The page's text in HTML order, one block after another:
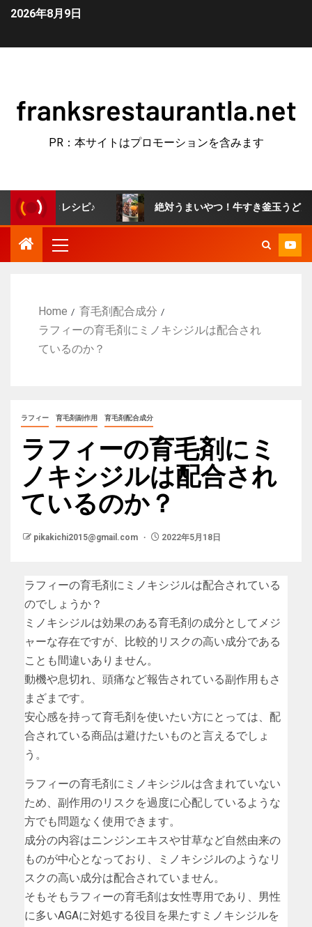
2026年8月9日
franksrestaurantla.net
PR：本サイトはプロモーションを含みます
レシピ♪ 絶対うまいやつ！牛すき釜玉うどん🐣 #簡
Home
育毛剤配合成分
ラフィーの育毛剤にミノキシジルは配合され
ているのか？
ラフィー 育毛剤副作用 育毛剤配合成分
ラフィーの育毛剤にミ
ノキシジルは配合され
ているのか？
pikakichi2015@gmail.com 2022年5月18日
ラフィーの育毛剤にミノキシジルは配合されている
のでしょうか？
ミノキシジルは効果のある育毛剤の成分としてメジ
ャーな存在ですが、比較的リスクの高い成分である
ことも間違いありません。
動機や息切れ、頭痛など報告されている副作用もさ
まざまです。
安心感を持って育毛剤を使いたい方にとっては、配
合されている商品は避けたいものと言えるでしょ
う。
ラフィーの育毛剤にミノキシジルは含まれていない
ため、副作用のリスクを過度に心配しているような
方でも問題なく使用できます。
成分の内容はニンジンエキスや甘草など自然由来の
ものが中心となっており、ミノキシジルのようなリ
スクの高い成分は配合されていません。
そもそもラフィーの育毛剤は女性専用であり、男性
に多いAGAに対処する役目を果たすミノキシジルを